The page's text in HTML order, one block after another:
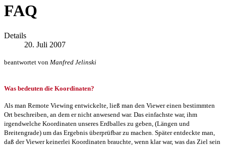
FAQ
Details
20. Juli 2007
beantwortet von Manfred Jelinski
Was bedeuten die Koordinaten?
Als man Remote Viewing entwickelte, ließ man den Viewer einen bestimmten
Ort beschreiben, an dem er nicht anwesend war. Das einfachste war, ihm
irgendwelche Koordinaten unseres Erdballes zu geben, (Längen und
Breitengrade) um das Ergebnis überprüfbar zu machen. Später entdeckte man,
daß der Viewer keinerlei Koordinaten brauchte, wenn klar war, was das Ziel sein